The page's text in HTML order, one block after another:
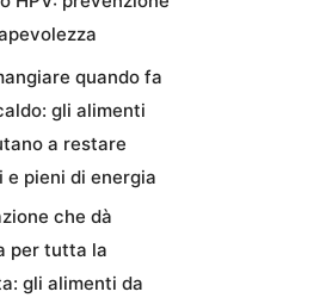
quando fa
gli alimenti
a restare
e pieni di energia
che dà
per tutta la
gli alimenti da